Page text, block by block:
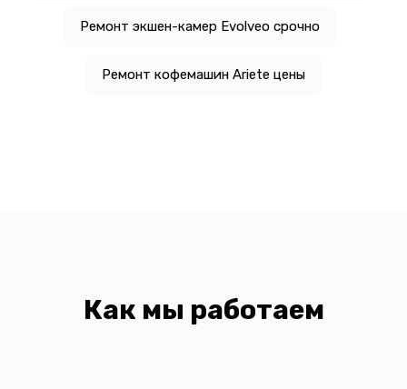
Ремонт экшен-камер Evolveo срочно
Ремонт кофемашин Ariete цены
Как мы работаем